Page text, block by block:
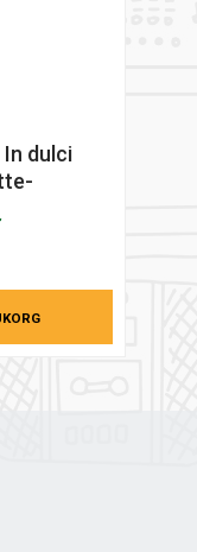
In dulci